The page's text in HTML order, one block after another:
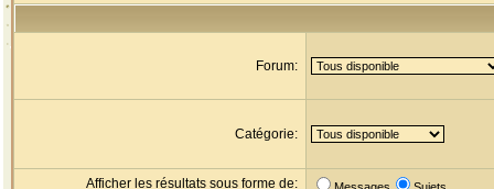
Forum:
Catégorie:
Afficher les résultats sous forme de: